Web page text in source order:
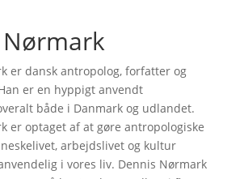
er dansk antropolog, forfatter og
er en hyppigt anvendt
både i Danmark og udlandet.
er optaget af at gøre antropologiske
arbejdslivet og kultur
i vores liv. Dennis Nørmark